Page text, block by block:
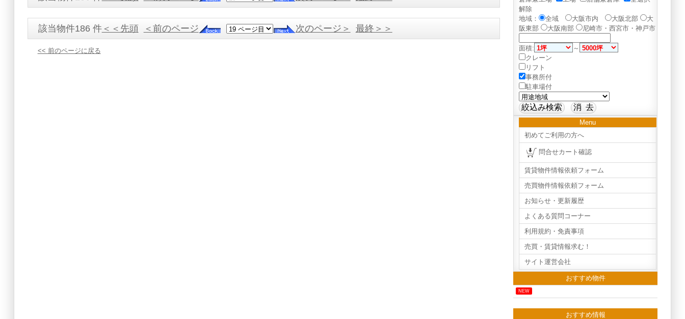
該当物件186 件＜＜先頭 ＜前のページ 次のページ＞ 最終＞＞
<< 前のページに戻る
解除
地域：
全域 大阪市内 大阪北部
大
阪東部
大阪南部 尼崎市・西宮市・神戸市
面積:
～
クレーン
リフト
事務所付
駐車場付
Menu
初めてご利用の方へ
問合せカート確認
賃貸物件情報依頼フォーム
売買物件情報依頼フォーム
お知らせ・更新履歴
よくある質問コーナー
利用規約・免責事項
売買・賃貸情報求む！
サイト運営会社
おすすめ物件
NEW
おすすめ情報